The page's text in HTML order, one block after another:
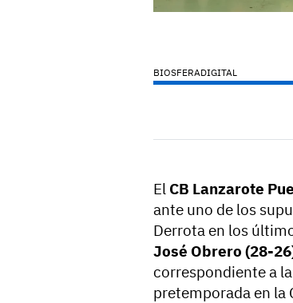
BIOSFERADIGITAL
El CB Lanzarote
ante uno de los
Derrota en los
José Obrero (28-
correspondiente a
pretemporada en la